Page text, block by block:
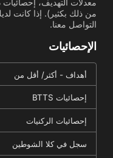
معدلات التهديف، إحصائيات
من ذلك بكثير). إذا كانت
التواصل معنا.
الإحصائيات
أهداف - أكثر/ أقل من
إحصائيات BTTS
إحصائيات الركنيات
سجل في كلا الشوطين